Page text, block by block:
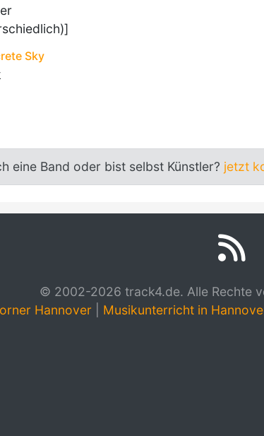
Sky
eine Band oder bist selbst Künstler? jetzt
© 2002-2026 track4.de. Alle Rechte
Hannover
Musikunterricht in